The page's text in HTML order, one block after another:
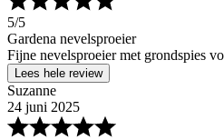
5/5
Gardena nevelsproeier
Fijne nevelsproeier met grondspies
Lees hele review
Suzanne
24 juni 2025